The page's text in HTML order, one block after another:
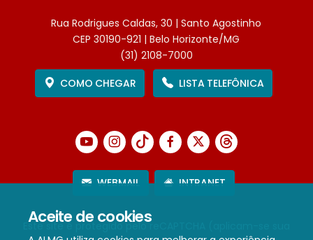
Aceite de cookies
Rua Rodrigues Caldas, 30 | Santo Agostinho
CEP 30190-921 | Belo Horizonte/MG
(31) 2108-7000
COMO CHEGAR
LISTA TELEFÔNICA
WEBMAIL INTRANET
Este site é protegido pelo reCAPTCHA (aplicam-se sua